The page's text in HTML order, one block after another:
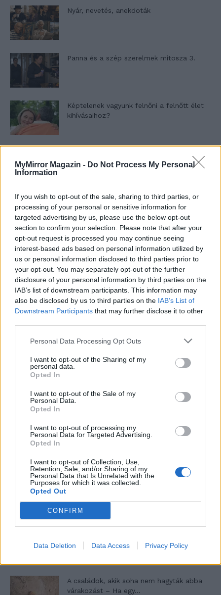
MyMirror Magazin - Do Not Process My Personal
Information
If you wish to opt-out of the sale, sharing to third parties, or
processing of your personal or sensitive information for
targeted advertising by us, please use the below opt-out
section to confirm your selection. Please note that after your
opt-out request is processed you may continue seeing
interest-based ads based on personal information utilized by
us or personal information disclosed to third parties prior to
your opt-out. You may separately opt-out of the further
disclosure of your personal information by third parties on the
IAB’s list of downstream participants. This information may
also be disclosed by us to third parties on the IAB’s List of
Downstream Participants that may further disclose it to other
Personal Data Processing Opt Outs
I want to opt-out of the Sharing of my
personal data.
Opted In
I want to opt-out of the Sale of my
Personal Data.
Opted In
I want to opt-out of processing my
Personal Data for Targeted Advertising.
Opted In
I want to opt-out of Collection, Use,
Retention, Sale, and/or Sharing of my
Personal Data that Is Unrelated with the
Purposes for which it was collected.
Opted Out
CONFIRM
Data Deletion Data Access Privacy Policy
Nyár, nevetés, anekdoták
Panna és a szép szerelmek mítosza 3.
Képtelenek vagyunk felnőni a felnőtt élet
kihívásaihoz?
A kislány, akit nem védett meg senki –
Lyhanna története
T. Barnett: Gyilkosság a Garda-tónál 12.
rész
T. szereti a fiatal lányokat 13. rész
Minka 10. rész
Minka 9. rész
Máltai kaland 7.
10 tanács, ha jobban akarod érezni magad
nyílik – Villa...
A családok, akik soha nem hagyták abba
várakozást – Ha egy...